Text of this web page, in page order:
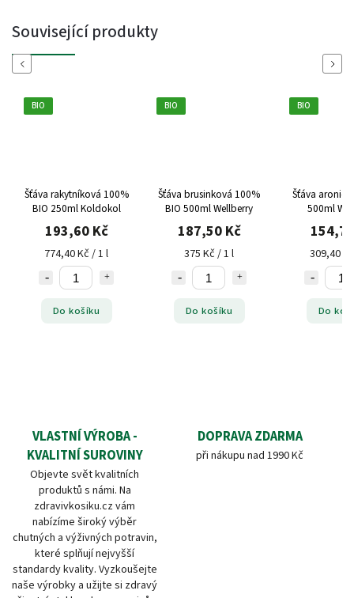
Související produkty
Previous
BIO
Šťáva rakytníková 100%
BIO 250ml Koldokol
193,60 Kč
774,40 Kč / 1 l
Do košíku
BIO
Šťáva brusinková 100%
BIO 500ml Wellberry
187,50 Kč
375 Kč / 1 l
Do košíku
BIO
Šťáva aronie
500ml
309,40
Do
Next
VLASTNÍ VÝROBA -
KVALITNÍ SUROVINY
Objevte svět kvalitních
produktů s námi. Na
zdravivkosiku.cz vám
nabízíme široký výběr
chutných a výživných potravin,
které splňují nejvyšší
standardy kvality. Vyzkoušejte
naše výrobky a užijte si zdravý
DOPRAVA ZDARMA
při nákupu nad 1990 Kč